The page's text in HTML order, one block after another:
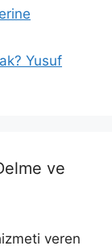
Yusuf
ve
veren